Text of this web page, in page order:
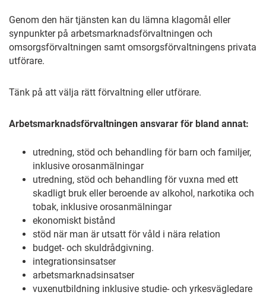
Genom den här tjänsten kan du lämna klagomål eller
synpunkter på arbetsmarknadsförvaltningen och
omsorgsförvaltningen samt omsorgsförvaltningens privata
utförare.
Tänk på att välja rätt förvaltning eller utförare.
Arbetsmarknadsförvaltningen ansvarar för bland annat:
utredning, stöd och behandling för barn och familjer,
inklusive orosanmälningar
utredning, stöd och behandling för vuxna med ett
skadligt bruk eller beroende av alkohol, narkotika och
tobak, inklusive orosanmälningar
ekonomiskt bistånd
stöd när man är utsatt för våld i nära relation
budget- och skuldrådgivning.
integrationsinsatser
arbetsmarknadsinsatser
vuxenutbildning inklusive studie- och yrkesvägledare